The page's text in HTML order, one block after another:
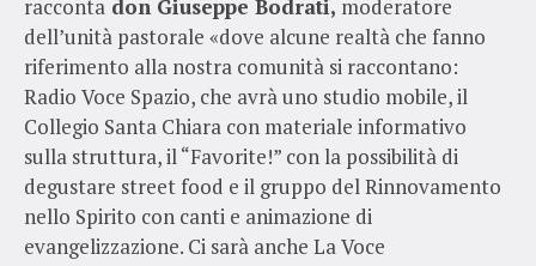
racconta don Giuseppe Bodrati, moderatore
dell’unità pastorale «dove alcune realtà che fanno
riferimento alla nostra comunità si raccontano:
Radio Voce Spazio, che avrà uno studio mobile, il
Collegio Santa Chiara con materiale informativo
sulla struttura, il “Favorite!” con la possibilità di
degustare street food e il gruppo del Rinnovamento
nello Spirito con canti e animazione di
evangelizzazione. Ci sarà anche La Voce